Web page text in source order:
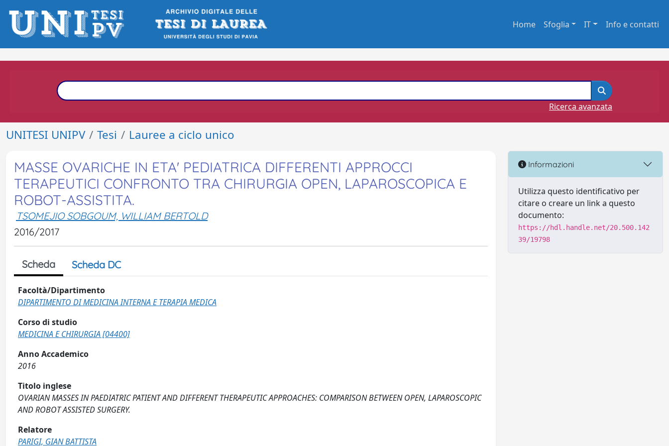
Home Sfoglia IT Info e contatti
Ricerca avanzata
UNITESI UNIPV Tesi Lauree a ciclo unico
MASSE OVARICHE IN ETA' PEDIATRICA DIFFERENTI APPROCCI
TERAPEUTICI CONFRONTO TRA CHIRURGIA OPEN, LAPAROSCOPICA E
ROBOT-ASSISTITA.
TSOMEJIO SOBGOUM, WILLIAM BERTOLD
2016/2017
Scheda Scheda DC
Facoltà/Dipartimento
DIPARTIMENTO DI MEDICINA INTERNA E TERAPIA MEDICA
Corso di studio
MEDICINA E CHIRURGIA [04400]
Anno Accademico
2016
Titolo inglese
OVARIAN MASSES IN PAEDIATRIC PATIENT AND DIFFERENT THERAPEUTIC APPROACHES: COMPARISON BETWEEN OPEN, LAPAROSCOPIC
AND ROBOT ASSISTED SURGERY.
Relatore
PARIGI, GIAN BATTISTA
Informazioni
Utilizza questo identificativo per
citare o creare un link a questo
documento:
https://hdl.handle.net/20.500.142
39/19798